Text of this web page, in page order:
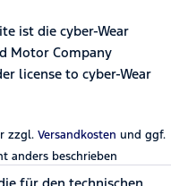
ist die cyber-Wear
Motor Company
license to cyber-Wear
zzgl. Versandkosten und ggf.
anders beschrieben